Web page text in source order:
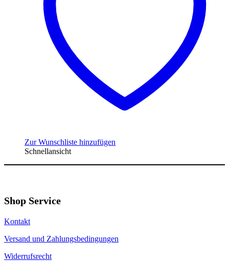
Zur Wunschliste hinzufügen
Schnellansicht
Shop Service
Kontakt
Versand und Zahlungsbedingungen
Widerrufsrecht